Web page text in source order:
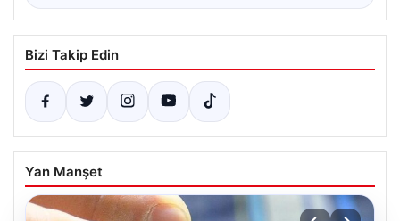
Bizi Takip Edin
Yan Manşet